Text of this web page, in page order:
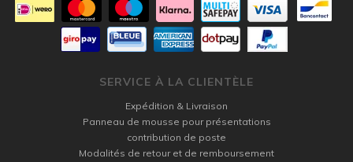
SERVICE À LA CLIENTÈLE
Expédition & Livraison
Panneau de mousse pour présentations
contribution de poste
Modalités de retour et de remboursement